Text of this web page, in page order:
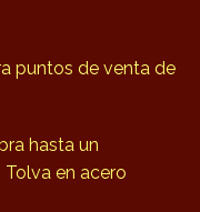
puntos de venta de
hasta un
en acero